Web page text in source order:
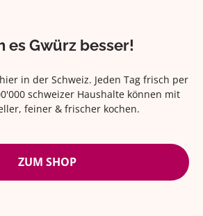
es Gwürz besser!
in der Schweiz. Jeden Tag frisch per
schweizer Haushalte können mit
feiner & frischer kochen.
ZUM SHOP